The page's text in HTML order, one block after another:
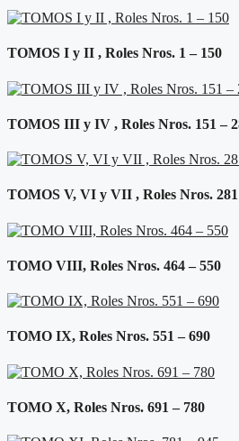
TOMOS I y II , Roles Nros. 1 – 150
TOMOS III y IV , Roles Nros. 151 –
TOMOS V, VI y VII , Roles Nros. 281
TOMO VIII, Roles Nros. 464 – 550
TOMO IX, Roles Nros. 551 – 690
TOMO X, Roles Nros. 691 – 780